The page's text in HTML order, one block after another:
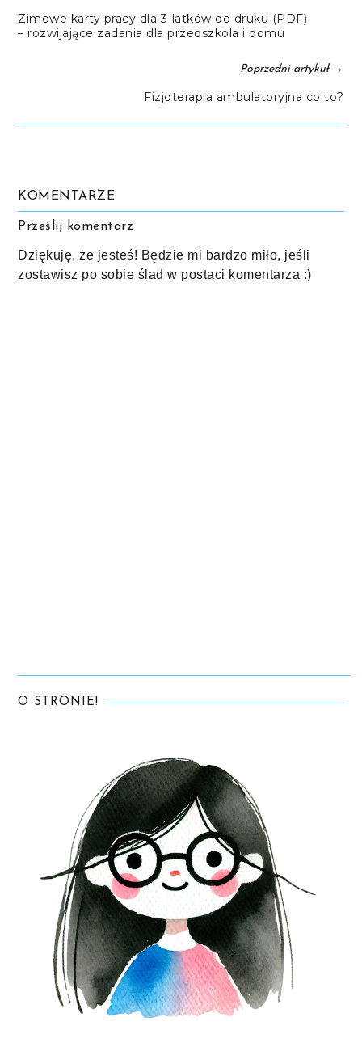
Zimowe karty pracy dla 3-latków do druku (PDF)
– rozwijające zadania dla przedszkola i domu
Poprzedni artykuł→
Fizjoterapia ambulatoryjna co to?
KOMENTARZE
Prześlij komentarz
Dziękuję, że jesteś! Będzie mi bardzo miło, jeśli
zostawisz po sobie ślad w postaci komentarza :)
O STRONIE!